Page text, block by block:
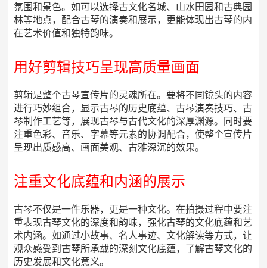
氛围和景色。如可以选择古文化名城、山水田园和古典园
林等地点，配合古琴的演奏和展示，更能体现出古琴的内
在艺术价值和独特韵味。
用好剪辑技巧呈现高质量画面
剪辑是整个古琴宣传片的灵魂所在。要将不同镜头的内容
进行巧妙组合，显示古琴的历史底蕴、古琴演奏技巧、古
琴制作工艺等，展现古琴与古代文化的深厚渊源。同时要
注重色彩、音乐、字幕等元素的协调配合，使整个宣传片
呈现出质感高、画面美观、古雅深沉的效果。
注重文化底蕴和内涵的展示
古琴不仅是一件乐器，更是一种文化。在拍摄过程中要注
重表现古琴文化的深度和韵味，强化古琴的文化底蕴和艺
术内涵。如通过小故事、名人事迹、文化解读等方式，让
观众感受到古琴所承载的深刻文化底蕴，了解古琴文化的
历史发展和文化意义。